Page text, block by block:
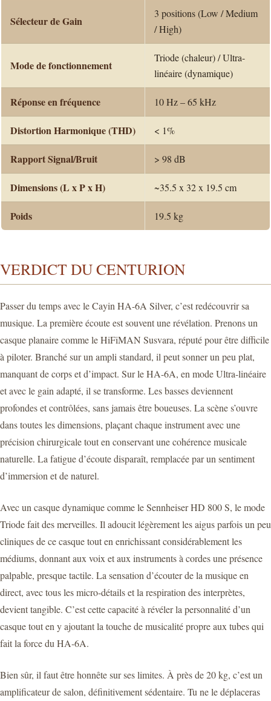
Sélecteur de Gain
3 positions (Low / Medium
/ High)
Mode de fonctionnement
Triode (chaleur) / Ultra-
linéaire (dynamique)
Réponse en fréquence 10 Hz – 65 kHz
Distortion Harmonique (THD) < 1%
Rapport Signal/Bruit > 98 dB
Dimensions (L x P x H) ~35.5 x 32 x 19.5 cm
Poids 19.5 kg
VERDICT DU CENTURION
Passer du temps avec le Cayin HA-6A Silver, c’est redécouvrir sa
musique. La première écoute est souvent une révélation. Prenons un
casque planaire comme le HiFiMAN Susvara, réputé pour être difficile
à piloter. Branché sur un ampli standard, il peut sonner un peu plat,
manquant de corps et d’impact. Sur le HA-6A, en mode Ultra-linéaire
et avec le gain adapté, il se transforme. Les basses deviennent
profondes et contrôlées, sans jamais être boueuses. La scène s’ouvre
dans toutes les dimensions, plaçant chaque instrument avec une
précision chirurgicale tout en conservant une cohérence musicale
naturelle. La fatigue d’écoute disparaît, remplacée par un sentiment
d’immersion et de naturel.
Avec un casque dynamique comme le Sennheiser HD 800 S, le mode
Triode fait des merveilles. Il adoucit légèrement les aigus parfois un peu
cliniques de ce casque tout en enrichissant considérablement les
médiums, donnant aux voix et aux instruments à cordes une présence
palpable, presque tactile. La sensation d’écouter de la musique en
direct, avec tous les micro-détails et la respiration des interprètes,
devient tangible. C’est cette capacité à révéler la personnalité d’un
casque tout en y ajoutant la touche de musicalité propre aux tubes qui
fait la force du HA-6A.
Bien sûr, il faut être honnête sur ses limites. À près de 20 kg, c’est un
amplificateur de salon, définitivement sédentaire. Tu ne le déplaceras